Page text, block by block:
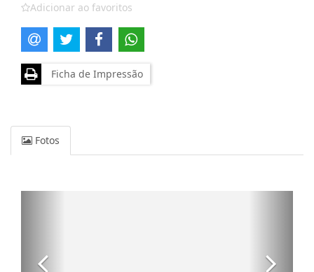
Adicionar ao favoritos
Ficha de Impressão
Fotos